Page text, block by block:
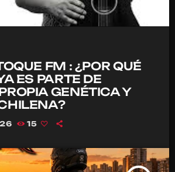
FM : ¿POR QUÉ
ES PARTE DE
GENÉTICA Y
15